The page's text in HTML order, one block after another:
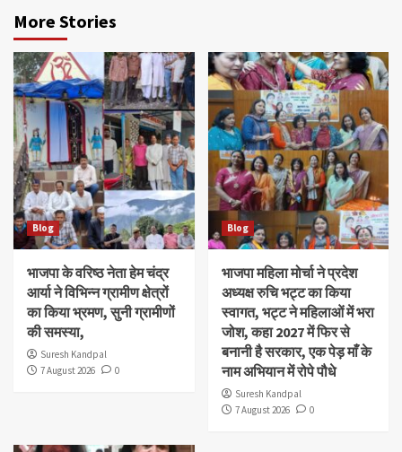
More Stories
Blog
भाजपा के वरिष्ठ नेता हेम चंद्र
आर्या ने विभिन्न ग्रामीण क्षेत्रों
का किया भ्रमण, सुनी ग्रामीणों
की समस्या,
Suresh Kandpal
7 August 2026
0
Blog
भाजपा महिला मोर्चा ने प्रदेश
अध्यक्ष रुचि भट्ट का किया
स्वागत, भट्ट ने महिलाओं में भरा
जोश, कहा 2027 में फिर से
बनानी है सरकार, एक पेड़ माँ के
नाम अभियान में रोपे पौधे
Suresh Kandpal
7 August 2026
0